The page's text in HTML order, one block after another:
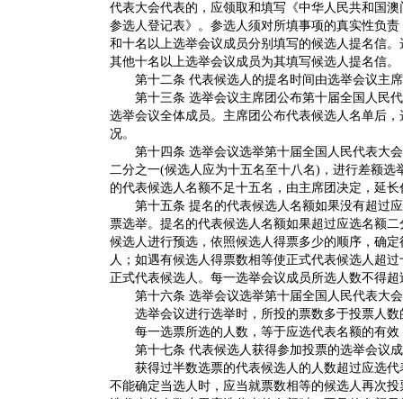
代表大会代表的，应领取和填写《中华人民共和国
参选人登记表》。参选人须对所填事项的真实性负
和十名以上选举会议成员分别填写的候选人提名信
其他十名以上选举会议成员为其填写候选人提名信。
第十二条 代表候选人的提名时间由选举会议主
第十三条 选举会议主席团公布第十届全国人民代
选举会议全体成员。主席团公布代表候选人名单后
况。
第十四条 选举会议选举第十届全国人民代表大会
二分之一(候选人应为十五名至十八名)，进行差额
的代表候选人名额不足十五名，由主席团决定，延
第十五条 提名的代表候选人名额如果没有超过应
票选举。提名的代表候选人名额如果超过应选名额
候选人进行预选，依照候选人得票多少的顺序，确
人；如遇有候选人得票数相等使正式代表候选人超
正式代表候选人。每一选举会议成员所选人数不得超
第十六条 选举会议选举第十届全国人民代表大会
选举会议进行选举时，所投的票数多于投票人数
每一选票所选的人数，等于应选代表名额的有效
第十七条 代表候选人获得参加投票的选举会议成
获得过半数选票的代表候选人的人数超过应选代
不能确定当选人时，应当就票数相等的候选人再次